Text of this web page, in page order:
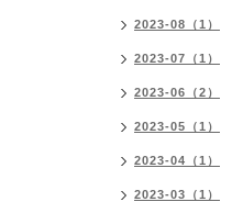
2023-08（1）
2023-07（1）
2023-06（2）
2023-05（1）
2023-04（1）
2023-03（1）